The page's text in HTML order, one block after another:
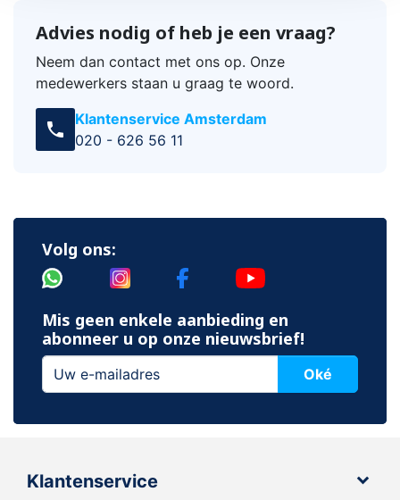
Advies nodig of heb je een vraag?
Neem dan contact met ons op. Onze
medewerkers staan u graag te woord.
call
Klantenservice Amsterdam
020 - 626 56 11
Volg ons:
Mis geen enkele aanbieding en
abonneer u op onze nieuwsbrief!
Oké
Klantenservice